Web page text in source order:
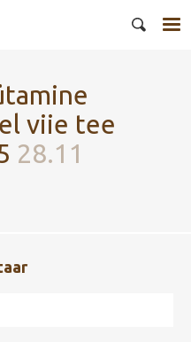
viie tee
28.11